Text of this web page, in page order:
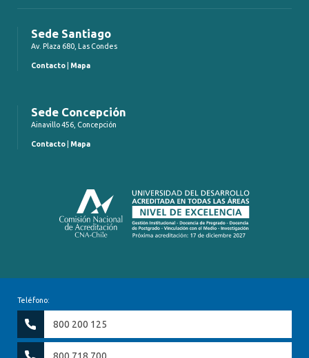
Sede Santiago
Av. Plaza 680, Las Condes
Contacto Mapa
Sede Concepción
Ainavillo 456, Concepción
Contacto Mapa
Teléfono:
800 200 125